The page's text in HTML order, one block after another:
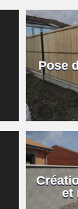
Pose
et